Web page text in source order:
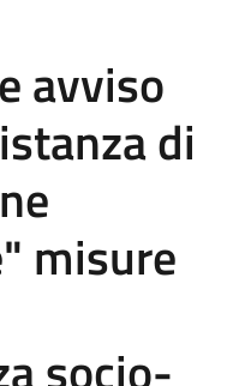
avviso
di
misure